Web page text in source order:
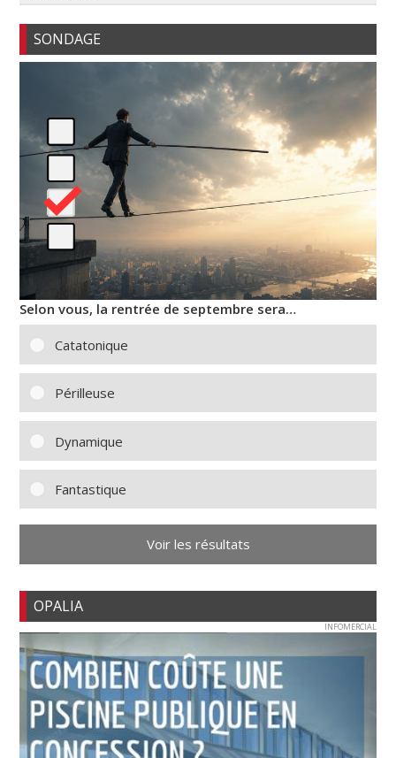
SONDAGE
Selon vous, la rentrée de septembre sera…
Catatonique
Périlleuse
Dynamique
Fantastique
Voir les résultats
OPALIA
INFOMERCIAL